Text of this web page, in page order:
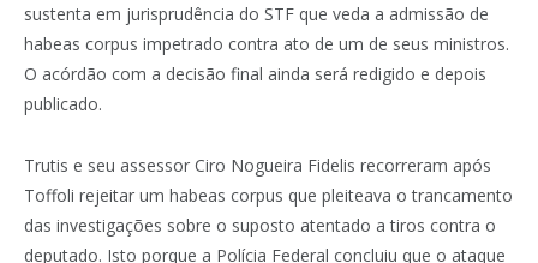
sustenta em jurisprudência do STF que veda a admissão de
habeas corpus impetrado contra ato de um de seus ministros.
O acórdão com a decisão final ainda será redigido e depois
publicado.
Trutis e seu assessor Ciro Nogueira Fidelis recorreram após
Toffoli rejeitar um habeas corpus que pleiteava o trancamento
das investigações sobre o suposto atentado a tiros contra o
deputado. Isto porque a Polícia Federal concluiu que o ataque